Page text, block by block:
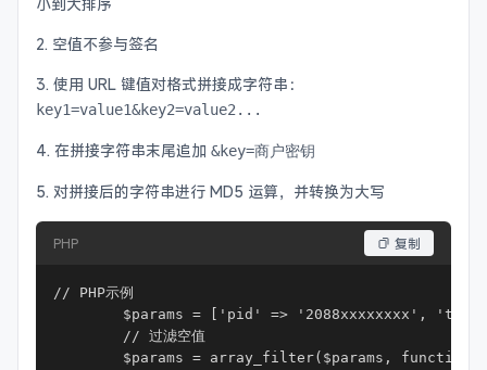
小到大排序
2. 空值不参与签名
3. 使用 URL 键值对格式拼接成字符串：
key1=value1&key2=value2...
4. 在拼接字符串末尾追加 &key=商户密钥
5. 对拼接后的字符串进行 MD5 运算，并转换为大写
PHP 复制
// PHP示例
$params = ['pid' => '2088xxxxxxxx',
        // 过滤空值
$params = array_filter($params,